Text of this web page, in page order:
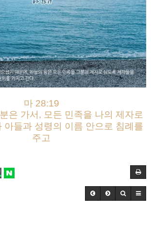
마 28:19
은 가서, 모든 민족을 나의 제자로
아들과 성령의 이름 안으로 침례를
주고